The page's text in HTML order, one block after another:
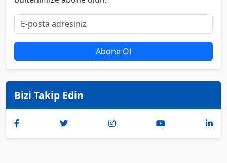
Abone Ol
Bizi Takip Edin